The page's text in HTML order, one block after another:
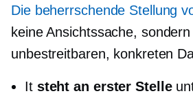
Die beherrschende Stellung
keine Ansichtssache,
unbestreitbaren, konkreten
It steht an erster Stelle